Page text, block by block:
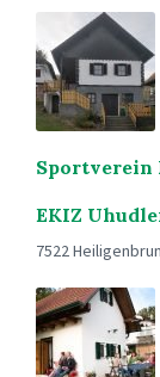
Sportverein
EKIZ
7522